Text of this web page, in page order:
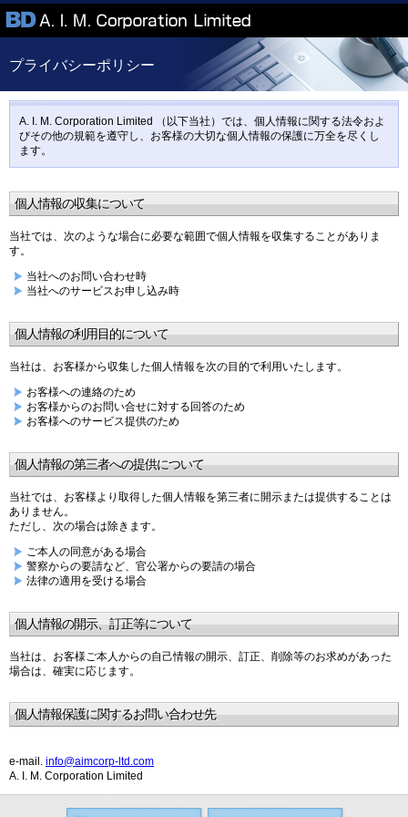
プライバシーポリシー
A. I. M. Corporation Limited （以下当社）では、個人情報に関する法令およ
びその他の規範を遵守し、お客様の大切な個人情報の保護に万全を尽くし
ます。
個人情報の収集について
当社では、次のような場合に必要な範囲で個人情報を収集することがありま
す。
当社へのお問い合わせ時
当社へのサービスお申し込み時
個人情報の利用目的について
当社は、お客様から収集した個人情報を次の目的で利用いたします。
お客様への連絡のため
お客様からのお問い合せに対する回答のため
お客様へのサービス提供のため
個人情報の第三者への提供について
当社では、お客様より取得した個人情報を第三者に開示または提供することは
ありません。
ただし、次の場合は除きます。
ご本人の同意がある場合
警察からの要請など、官公署からの要請の場合
法律の適用を受ける場合
個人情報の開示、訂正等について
当社は、お客様ご本人からの自己情報の開示、訂正、削除等のお求めがあった
場合は、確実に応じます。
個人情報保護に関するお問い合わせ先
e-mail. info@aimcorp-ltd.com
A. I. M. Corporation Limited